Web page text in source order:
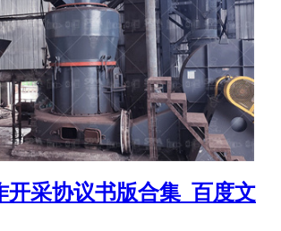
开采协议书版合集_百度文